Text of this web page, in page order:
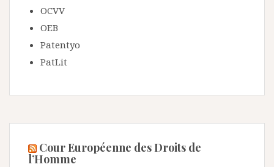
OCVV
OEB
Patentyo
PatLit
Cour Européenne des Droits de
l’Homme